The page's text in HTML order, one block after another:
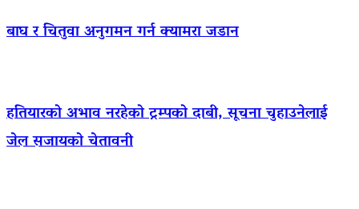
बाघ र चितुवा अनुगमन गर्न क्यामरा जडान
हतियारको अभाव नरहेको ट्रम्पको दाबी, सूचना चुहाउनेलाई
जेल सजायको चेतावनी